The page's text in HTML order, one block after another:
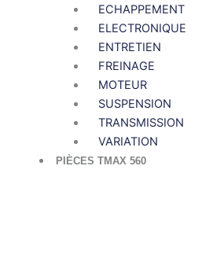
ECHAPPEMENT
ELECTRONIQUE
ENTRETIEN
FREINAGE
MOTEUR
SUSPENSION
TRANSMISSION
VARIATION
PIÈCES TMAX 560